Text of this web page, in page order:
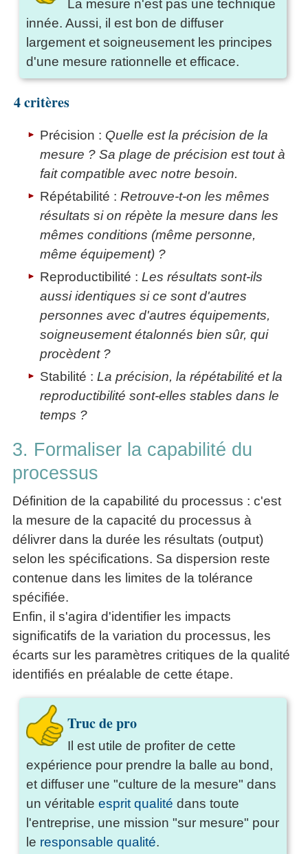
La mesure n'est pas une technique
innée. Aussi, il est bon de diffuser
largement et soigneusement les principes
d'une mesure rationnelle et efficace.
4 critères
Précision : Quelle est la précision de la
mesure ? Sa plage de précision est tout à
fait compatible avec notre besoin.
Répétabilité : Retrouve-t-on les mêmes
résultats si on répète la mesure dans les
mêmes conditions (même personne,
même équipement) ?
Reproductibilité : Les résultats sont-ils
aussi identiques si ce sont d'autres
personnes avec d'autres équipements,
soigneusement étalonnés bien sûr, qui
procèdent ?
Stabilité : La précision, la répétabilité et la
reproductibilité sont-elles stables dans le
temps ?
3. Formaliser la capabilité du
processus
Définition de la capabilité du processus : c'est
la mesure de la capacité du processus à
délivrer dans la durée les résultats (output)
selon les spécifications. Sa dispersion reste
contenue dans les limites de la tolérance
spécifiée.
Enfin, il s'agira d'identifier les impacts
significatifs de la variation du processus, les
écarts sur les paramètres critiques de la qualité
identifiés en préalable de cette étape.
Truc de pro
Il est utile de profiter de cette
expérience pour prendre la balle au bond,
et diffuser une "culture de la mesure" dans
un véritableesprit qualité dans toute
l'entreprise, une mission "sur mesure" pour
le responsable qualité.